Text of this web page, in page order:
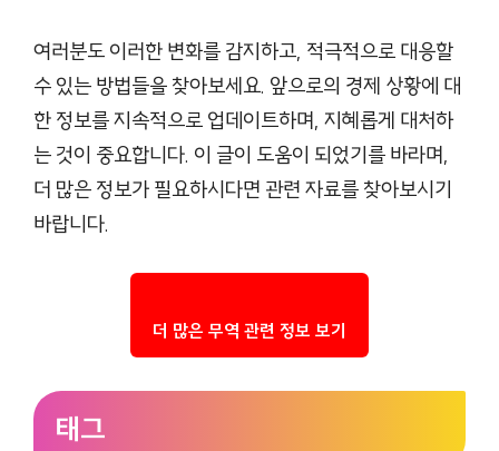
여러분도 이러한 변화를 감지하고, 적극적으로 대응할
수 있는 방법들을 찾아보세요. 앞으로의 경제 상황에 대
한 정보를 지속적으로 업데이트하며, 지혜롭게 대처하
는 것이 중요합니다. 이 글이 도움이 되었기를 바라며,
더 많은 정보가 필요하시다면 관련 자료를 찾아보시기
바랍니다.
더 많은 무역 관련 정보 보기
태그